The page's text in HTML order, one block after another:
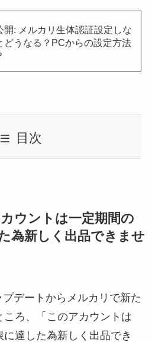
開: メルカリ生体認証設定しな
どうなる？PCからの設定方法
目次
ウントは一定期間の
為新しく出品できませ
デートからメルカリで新た
ろ、「このアカウントは
達した為新しく出品でき